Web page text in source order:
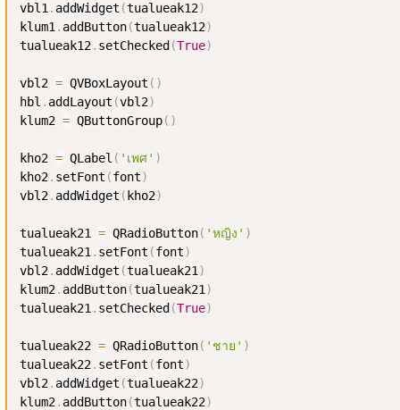
vbl1 . addWidget (tualueak12)
klum1 . addButton(tualueak12)
tualueak12. setChecked (True)
vbl2 = QVBoxLayout ( )
hbl . addLayout (vbl2)
klum2 = QButtonGroup( )
kho2 = QLabel ( 'เพศ' )
kho2. setFont (font)
vbl2. addWidget ( kho2)
tualueak21 = QRadioButton( 'หญิง' )
tualueak21 . setFont (font)
vbl2. addWidget (tualueak21 )
klum2. addButton(tualueak21 )
tualueak21 . setChecked (True)
tualueak22 = QRadioButton( 'ชาย' )
tualueak22. setFont (font)
vbl2. addWidget (tualueak22)
klum2. addButton(tualueak22)